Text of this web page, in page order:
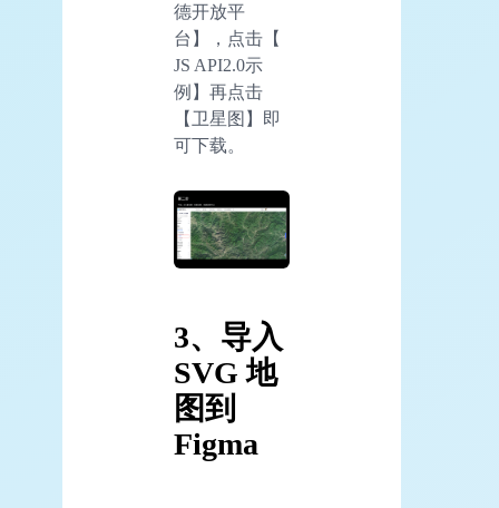
德开放平
台】，点击【
JS API2.0示
例】再点击
【卫星图】即
可下载。
3、导入
SVG 地
图到
Figma